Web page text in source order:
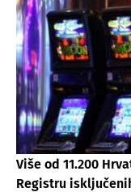
Više od 11.200
Registru